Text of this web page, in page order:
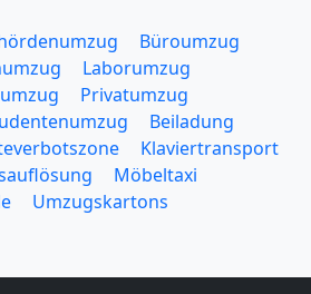
Büroumzug
Laborumzug
Privatumzug
Beiladung
Klaviertransport
Möbeltaxi
Umzugskartons